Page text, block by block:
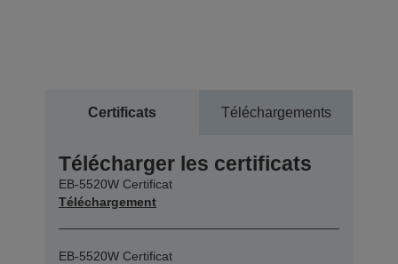
Certificats Téléchargements
Télécharger les certificats
EB-5520W Certificat
Téléchargement
EB-5520W Certificat